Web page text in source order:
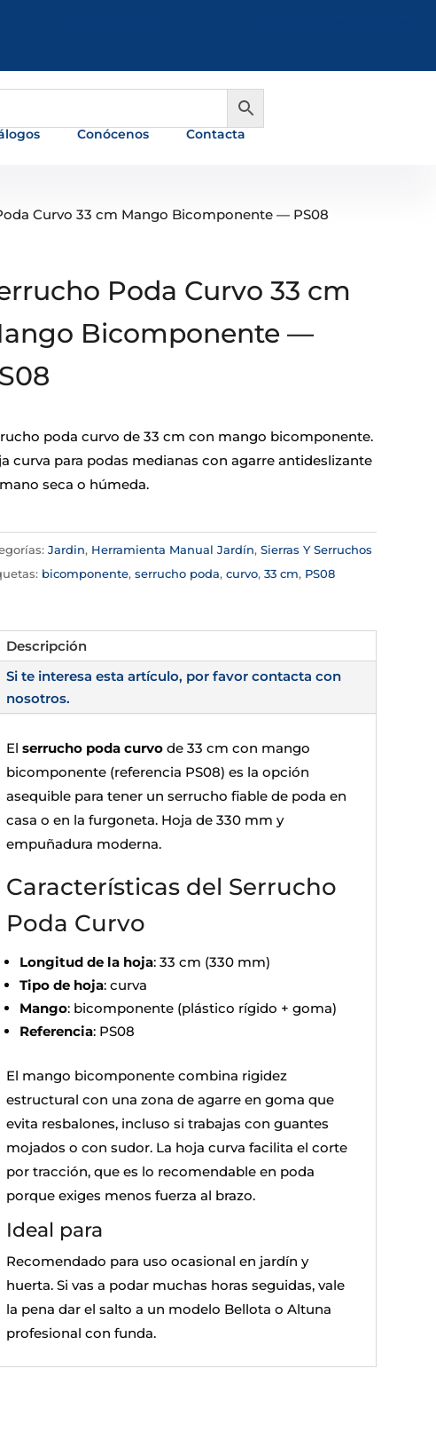
Conócenos Contacta
Curvo 33 cm Mango Bicomponente — PS08
Poda Curvo 33 cm
Bicomponente —
poda curvo de 33 cm con mango bicomponente.
curva para podas medianas con agarre antideslizante
seca o húmeda.
Jardin, Herramienta Manual Jardín, Sierras Y Serruchos
bicomponente, serrucho poda, curvo, 33 cm, PS08
Descripción
Si te interesa esta artículo, por favor contacta con
nosotros.
El serrucho poda curvode 33 cm con mango
bicomponente (referencia PS08) es la opción
asequible para tener un serrucho fiable de poda en
casa o en la furgoneta. Hoja de 330 mm y
empuñadura moderna.
Características del Serrucho
Poda Curvo
Longitud de la hoja: 33 cm (330 mm)
Tipo de hoja: curva
Mango: bicomponente (plástico rígido + goma)
Referencia: PS08
El mango bicomponente combina rigidez
estructural con una zona de agarre en goma que
evita resbalones, incluso si trabajas con guantes
mojados o con sudor. La hoja curva facilita el corte
por tracción, que es lo recomendable en poda
porque exiges menos fuerza al brazo.
Ideal para
Recomendado para uso ocasional en jardín y
huerta. Si vas a podar muchas horas seguidas, vale
la pena dar el salto a un modelo Bellota o Altuna
profesional con funda.